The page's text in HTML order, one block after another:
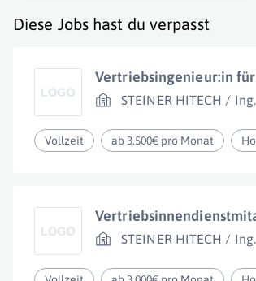
Diese Jobs hast du verpasst
Vertriebsingenieur:in
STEINER HITECH /
Vollzeit ab 3.500€ pro Monat
STEINER HITECH /